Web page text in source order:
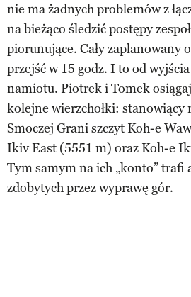
nie ma żadnych problemów z
na bieżąco śledzić postępy
piorunujące. Cały zaplanowany
przejść w 15 godz. I to od
namiotu. Piotrek i Tomek
kolejne wierzchołki: stanowiący
Smoczej Grani szczyt Koh-e
Ikiv East (5551 m) oraz Koh-e
Tym samym na ich „konto” trafi
zdobytych przez wyprawę gór.